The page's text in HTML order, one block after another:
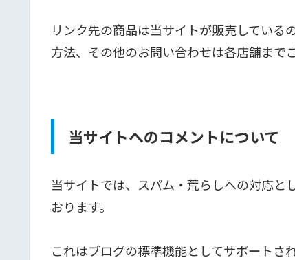
リンク先の商品は当サイトが販売している
方法、その他のお問い合わせは各店舗まで
当サイトへのコメントについて
当サイトでは、スパム・荒らしへの対応と
おります。
これはブログの標準機能としてサポートさ